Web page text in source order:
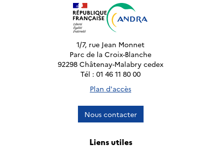
1/7, rue Jean Monnet
Parc de la Croix-Blanche
92298 Châtenay-Malabry cedex
Tél : 01 46 11 80 00
Plan d'accès
Nous contacter
Liens utiles